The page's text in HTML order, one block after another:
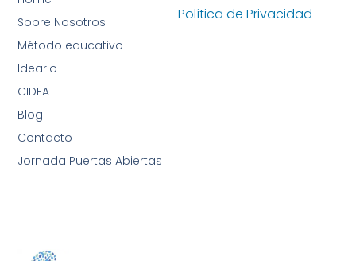
Política de Privacidad
Sobre Nosotros
Método educativo
Ideario
CIDEA
Blog
Contacto
Jornada Puertas Abiertas